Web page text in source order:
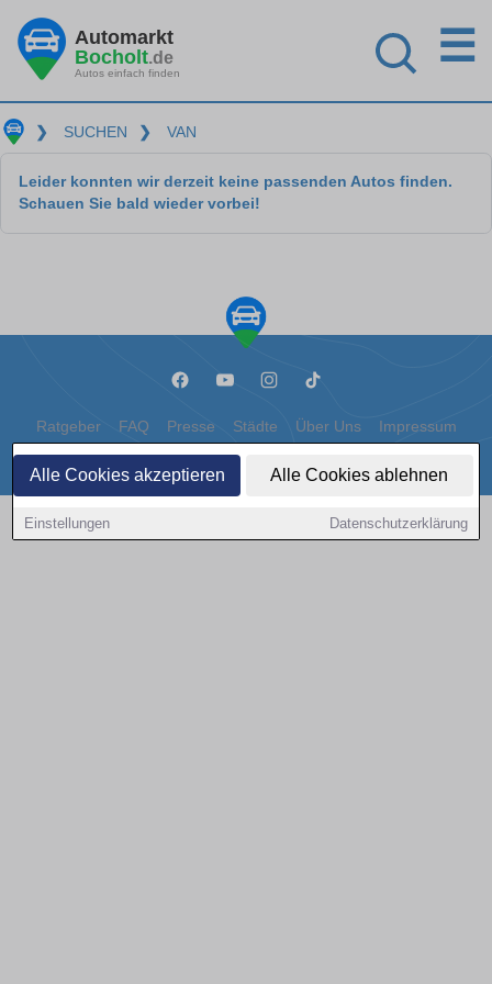
Alle Cookies akzeptieren Alle Cookies ablehnen
Einstellungen Datenschutzerklärung
Automarkt
Bocholt.de
Autos einfach finden
☰
❯ SUCHEN ❯ VAN
Leider konnten wir derzeit keine passenden Autos finden.
Schauen Sie bald wieder vorbei!
Ratgeber FAQ Presse Städte Über Uns Impressum
Datenschutz Cookies
Copyright © 2000 - 2026 | 1A Infosysteme GmbH | Content by: 1a-sites-autos